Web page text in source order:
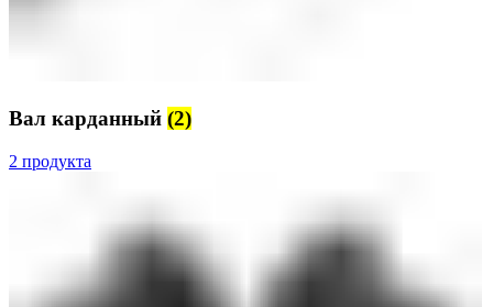
Вал карданный (2)
2 продукта